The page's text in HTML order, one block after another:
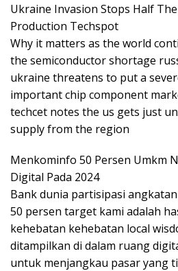
Ukraine Invasion Stops Half
Production Techspot
Why it matters as the world
the semiconductor shortage
ukraine threatens to put a
important chip component
techcet notes the us gets just
supply from the region
Menkominfo 50 Persen Umkm
Digital Pada 2024
Bank dunia partisipasi
50 persen target kami adalah
kehebatan kehebatan local
ditampilkan di dalam ruang
untuk menjangkau pasar yang